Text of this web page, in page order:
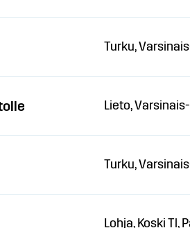
Turku,
Lieto,
Turku,
Lohja, Koski Tl,